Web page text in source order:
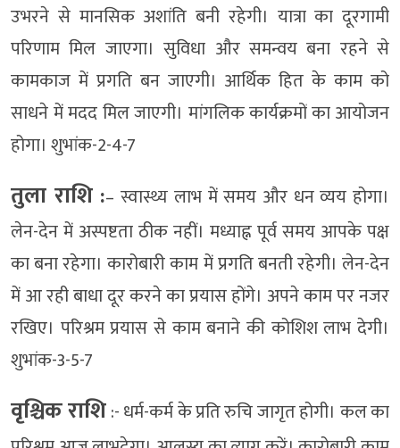
उभरने से मानसिक अशांति बनी रहेगी। यात्रा का दूरगामी
परिणाम मिल जाएगा। सुविधा और समन्वय बना रहने से
कामकाज में प्रगति बन जाएगी। आर्थिक हित के काम को
साधने में मदद मिल जाएगी। मांगलिक कार्यक्रमों का आयोजन
होगा। शुभांक-2-4-7
तुला राशि :– स्वास्थ्य लाभ में समय और धन व्यय होगा।
लेन-देन में अस्पष्टता ठीक नहीं। मध्याह्न पूर्व समय आपके पक्ष
का बना रहेगा। कारोबारी काम में प्रगति बनती रहेगी। लेन-देन
में आ रही बाधा दूर करने का प्रयास होंगे। अपने काम पर नजर
रखिए। परिश्रम प्रयास से काम बनाने की कोशिश लाभ देगी।
शुभांक-3-5-7
वृश्चिक राशि:- धर्म-कर्म के प्रति रुचि जागृत होगी। कल का